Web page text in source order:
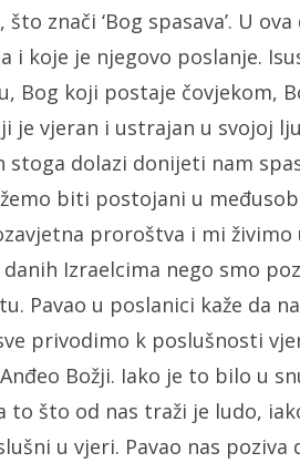
znači ‘Bog spasava’. U
koje je njegovo poslanje.
Bog koji postaje čovjekom,
je vjeran i ustrajan u svojoj
dolazi donijeti nam
biti postojani u
proroštva i mi živimo
Izraelcima nego smo
Pavao u poslanici kaže da
privodimo k poslušnosti
Božji. Iako je to bilo u
to što od nas traži je ludo,
u vjeri. Pavao nas poziva